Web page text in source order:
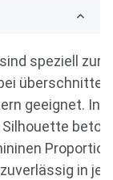
speziell zur
geeignet.
in